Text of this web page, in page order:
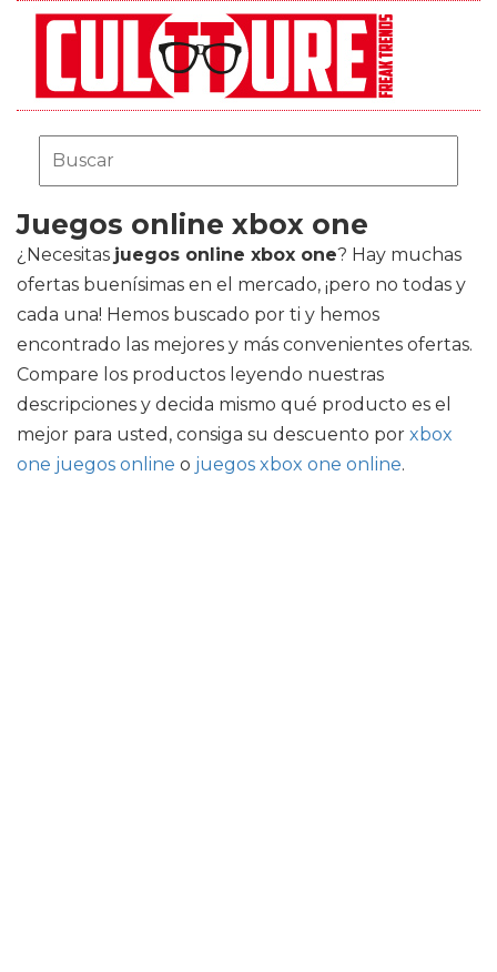
Juegos online xbox one
¿Necesitas juegos online xbox one? Hay muchas
ofertas buenísimas en el mercado, ¡pero no todas y
cada una! Hemos buscado por ti y hemos
encontrado las mejores y más convenientes ofertas.
Compare los productos leyendo nuestras
descripciones y decida mismo qué producto es el
mejor para usted, consiga su descuento por xbox
one juegos online o juegos xbox one online.